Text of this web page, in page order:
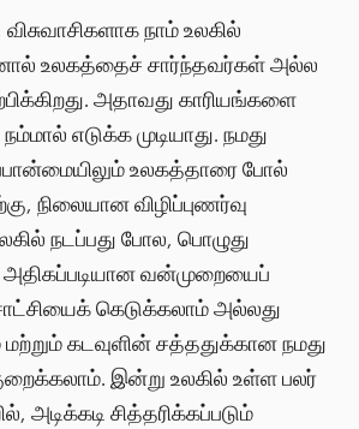
நாம் உலகில்
உலகத்தைச் சார்ந்தவர்கள் அல்ல
அதாவது காரியங்களை
எடுக்க முடியாது. நமது
உலகத்தாரை போல்
நிலையான விழிப்புணர்வு
நடப்பது போல, பொழுது
அதிகப்படியான வன்முறையைப்
கெடுக்கலாம் அல்லது
மற்றும் கடவுளின் சத்ததுக்கான நமது
இன்று உலகில் உள்ள பலர்
அடிக்கடி சித்தரிக்கப்படும்